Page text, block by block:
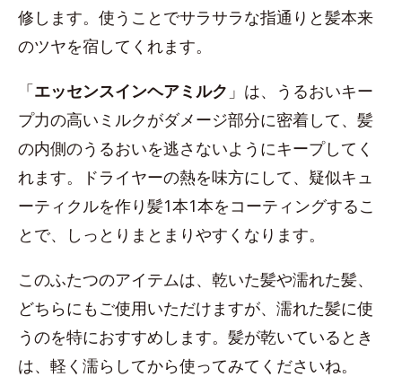
修します。使うことでサラサラな指通りと髪本来
のツヤを宿してくれます。
「エッセンスインヘアミルク 」は、うるおいキー
プ力の高いミルクがダメージ部分に密着して、髪
の内側のうるおいを逃さないようにキープしてく
れます。ドライヤーの熱を味方にして、疑似キュ
ーティクルを作り髪1本1本をコーティングするこ
とで、しっとりまとまりやすくなります。
このふたつのアイテムは、乾いた髪や濡れた髪、
どちらにもご使用いただけますが、濡れた髪に使
うのを特におすすめします。髪が乾いているとき
は、軽く濡らしてから使ってみてくださいね。